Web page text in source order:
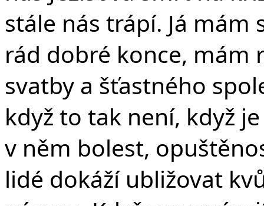
stále nás trápí. Já
rád dobré konce, mám
svatby a šťastného
když to tak není, když
v něm bolest,
lidé dokáží ubližovat